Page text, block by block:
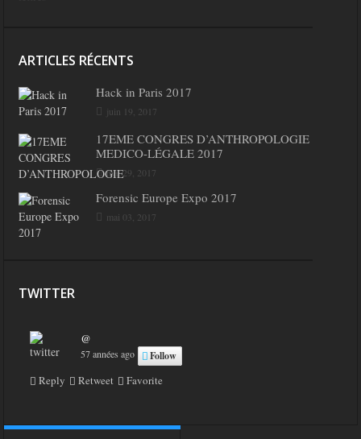
ARTICLES RÉCENTS
Hack in Paris 2017
juin 19, 2017
17EME CONGRES D’ANTHROPOLOGIE
MEDICO-LÉGALE 2017
mai 29, 2017
Forensic Europe Expo 2017
mai 03, 2017
TWITTER
@
57 années ago Follow
Reply Retweet Favorite